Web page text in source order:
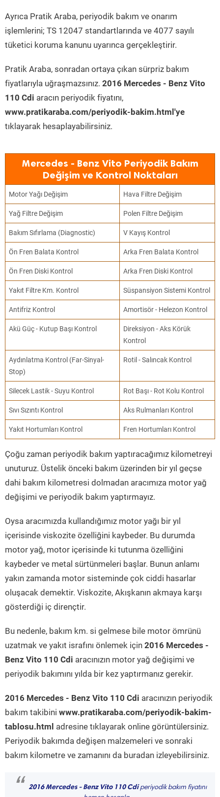
Ayrıca Pratik Araba, periyodik bakım ve onarım
işlemlerini; TS 12047 standartlarında ve 4077 sayılı
tüketici koruma kanunu uyarınca gerçekleştirir.
Pratik Araba, sonradan ortaya çıkan sürpriz bakım
fiyatlarıyla uğraşmazsınız. 2016 Mercedes - Benz Vito
110 Cdi aracın periyodik fiyatını,
www.pratikaraba.com/periyodik-bakim.html'ye
tıklayarak hesaplayabilirsiniz.
Mercedes - Benz Vito Periyodik Bakım
Değişim ve Kontrol Noktaları
Motor Yağı Değişim Hava Filtre Değişim
Yağ Filtre Değişim Polen Filtre Değişim
Bakım Sıfırlama (Diagnostic) V Kayış Kontrol
Ön Fren Balata Kontrol Arka Fren Balata Kontrol
Ön Fren Diski Kontrol Arka Fren Diski Kontrol
Yakıt Filtre Km. Kontrol Süspansiyon Sistemi Kontrol
Antifriz Kontrol Amortisör - Helezon Kontrol
Akü Güç - Kutup Başı Kontrol
Direksiyon - Aks Körük
Kontrol
Aydınlatma Kontrol (Far-Sinyal-
Stop)
Rotil - Salıncak Kontrol
Silecek Lastik - Suyu Kontrol Rot Başı - Rot Kolu Kontrol
Sıvı Sızıntı Kontrol Aks Rulmanları Kontrol
Yakıt Hortumları Kontrol Fren Hortumları Kontrol
Çoğu zaman periyodik bakım yaptıracağımız kilometreyi
unuturuz. Üstelik önceki bakım üzerinden bir yıl geçse
dahi bakım kilometresi dolmadan aracımıza motor yağ
değişimi ve periyodik bakım yaptırmayız.
Oysa aracımızda kullandığımız motor yağı bir yıl
içerisinde viskozite özelliğini kaybeder. Bu durumda
motor yağ, motor içerisinde ki tutunma özelliğini
kaybeder ve metal sürtünmeleri başlar. Bunun anlamı
yakın zamanda motor sisteminde çok ciddi hasarlar
oluşacak demektir. Viskozite, Akışkanın akmaya karşı
gösterdiği iç dirençtir.
Bu nedenle, bakım km. si gelmese bile motor ömrünü
uzatmak ve yakıt israfını önlemek için 2016 Mercedes -
Benz Vito 110 Cdi aracınızın motor yağ değişimi ve
periyodik bakımını yılda bir kez yaptırmanız gerekir.
2016 Mercedes - Benz Vito 110 Cdi aracınızın periyodik
bakım takibini www.pratikaraba.com/periyodik-bakim-
tablosu.html adresine tıklayarak online görüntülersiniz.
Periyodik bakımda değişen malzemeleri ve sonraki
bakım kilometre ve zamanını da buradan izleyebilirsiniz.
“ 2016 Mercedes - Benz Vito 110 Cdiperiyodik bakım fiyatını